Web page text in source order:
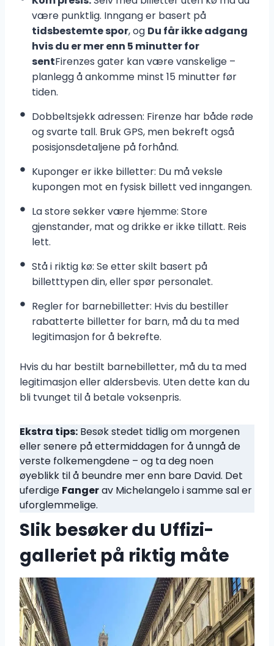
være punktlig. Inngang er basert på
tidsbestemte spor, og Du får ikke adgang
hvis du er mer enn 5 minutter for
sentFirenzes gater kan være vanskelige –
planlegg å ankomme minst 15 minutter før
tiden.
Dobbeltsjekk adressen: Firenze har både røde
og svarte tall. Bruk GPS, men bekreft også
posisjonsdetaljene på forhånd.
Kuponger er ikke billetter: Du må veksle
kupongen mot en fysisk billett ved inngangen.
La store sekker være hjemme: Store
gjenstander, mat og drikke er ikke tillatt. Reis
lett.
Stå i riktig kø: Se etter skilt basert på
billetttypen din, eller spør personalet.
Regler for barnebilletter: Hvis du bestiller
rabatterte billetter for barn, må du ta med
legitimasjon for å bekrefte.
Hvis du har bestilt barnebilletter, må du ta med
legitimasjon eller aldersbevis. Uten dette kan du
bli tvunget til å betale voksenpris.
Ekstra tips: Besøk stedet tidlig om morgenen
eller senere på ettermiddagen for å unngå de
verste folkemengdene – og ta deg noen
øyeblikk til å beundre mer enn bare David. Det
uferdige Fangerav Michelangelo i samme sal er
uforglemmelige.
Slik besøker du Uffizi-
galleriet på riktig måte